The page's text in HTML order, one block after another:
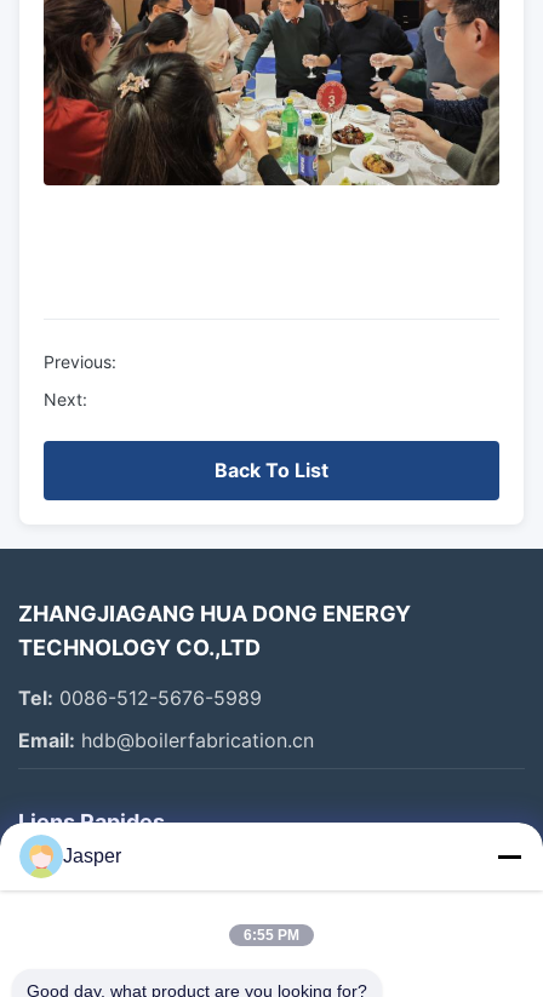
Previous:
Next:
Back To List
ZHANGJIAGANG HUA DONG ENERGY
TECHNOLOGY CO.,LTD
Tel: 0086-512-5676-5989
Email: hdb@boilerfabrication.cn
Liens Rapides
Maison
Jasper
6:55 PM
Good day, what product are you looking for?